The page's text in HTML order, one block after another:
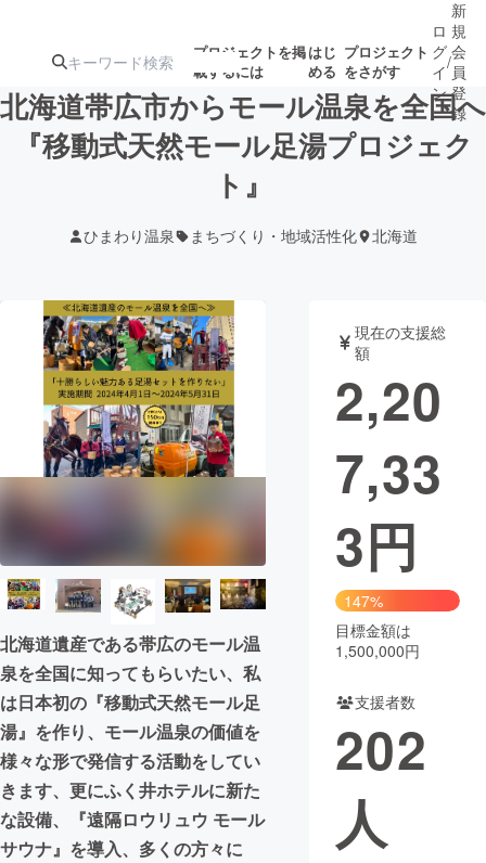
プロジェクトを掲
載するには
はじ
める
プロジェクト
をさがす
注目の新着プロ
テクノロジー・ガジェット
映像・映画 書籍・雑誌
ビジネス・起業 チャレンジ
まちづくり・地域活性化
CAMPFIRE for Social Good CAMPFIRE Creation
CAMPFIREふるさと納税
コミュニティ
ロ
グ
イ
ン
/
新
規
会
員
登
録
北海道帯広市からモール温泉を全国へ
『移動式天然モール足湯プロジェク
ト』
ひまわり温泉 まちづくり・地域活性化 北海道
北海道遺産である帯広のモール温
泉を全国に知ってもらいたい、私
は日本初の『移動式天然モール足
湯』を作り、モール温泉の価値を
様々な形で発信する活動をしてい
きます、更にふく井ホテルに新た
な設備、『遠隔ロウリュウ モール
サウナ』を導入、多くの方々に
現在の支援総
額
2,20
7,33
3円
147%
目標金額は
1,500,000円
支援者数
202
人